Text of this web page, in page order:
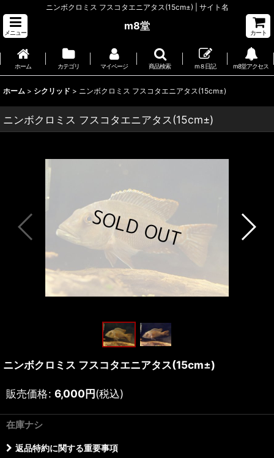
ニンボクロミス フスコタエニアタス(15cm±) | サイト名
メニュー
m8堂
カート
ホーム カテゴリ マイページ 商品検索 m８日記 m8堂アクセス
ホーム > シクリッド > ニンボクロミス フスコタエニアタス(15cm±)
ニンボクロミス フスコタエニアタス(15cm±)
ニンボクロミス フスコタエニアタス(15cm±)
販売価格: 6,000円(税込)
在庫ナシ
返品特約に関する重要事項